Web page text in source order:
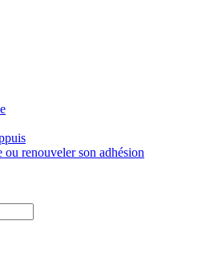
renouveler son adhésion